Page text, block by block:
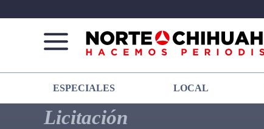
Norte
De
Chihuahua
Más
que
noticias,
hacemos periodismo
ESPECIALES LOCAL
Licitación